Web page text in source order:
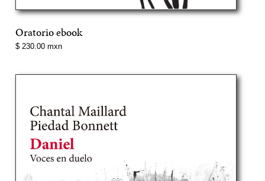
Oratorio ebook
Precio
$ 230.00 mxn